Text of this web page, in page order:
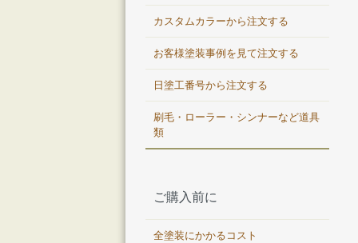
カスタムカラーから注文する
お客様塗装事例を見て注文する
日塗工番号から注文する
刷毛・ローラー・シンナーなど道具
類
ご購入前に
全塗装にかかるコスト